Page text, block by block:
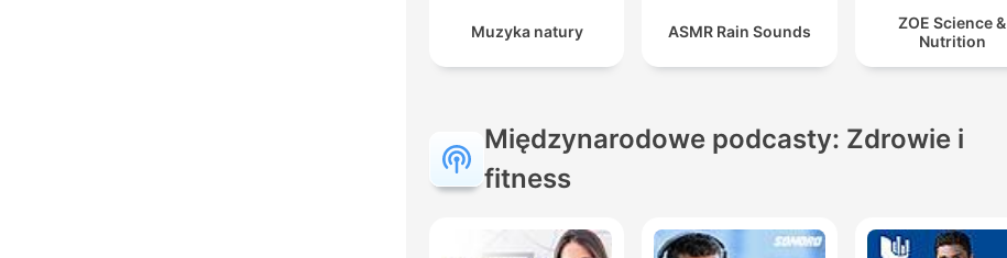
Muzyka natury ASMR Rain Sounds
ZOE Science &
Nutrition
Międzynarodowe podcasty: Zdrowie i
fitness